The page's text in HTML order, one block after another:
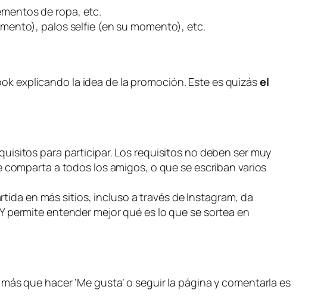
de ropa, etc.
palos selfie (en su momento), etc.
explicando la idea de la promoción. Este es quizásel
para participar. Los requisitos no deben ser muy
a todos los amigos, o que se escriban varios
en más sitios, incluso a través de Instagram, da
entender mejor qué es lo que se sortea en
que hacer ‘Me gusta’ o seguir la página y comentarla es